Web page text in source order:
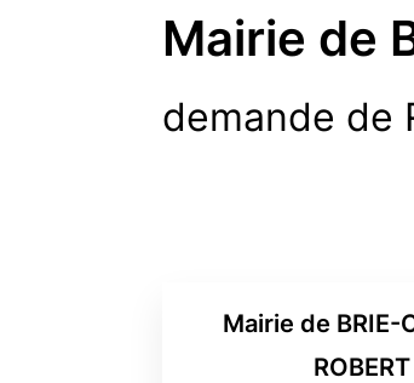
Mairie de
demande de
Mairie de BRIE-
ROBERT